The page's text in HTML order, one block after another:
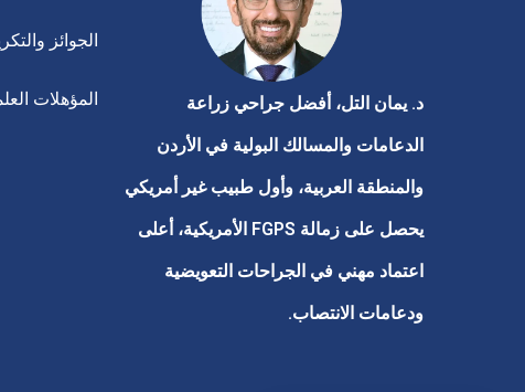
د. يمان التل، أفضل جراحي زراعة
الدعامات والمسالك البولية في الأردن
والمنطقة العربية، وأول طبيب غير أمريكي
يحصل على زمالة FGPS الأمريكية، أعلى
اعتماد مهني في الجراحات التعويضية
ودعامات الانتصاب.
الجوائز
المؤهلات